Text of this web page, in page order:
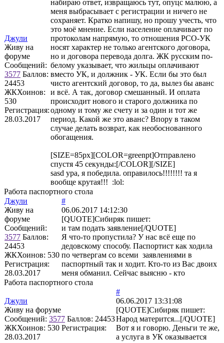
Джули
Живу на
форуме
Сообщений:
3577 Баллов:
24453
ЖКХоинов:
530
Регистрация:
28.03.2017
набираю ответ, извращаюсь тут, опуцс малюю, а
меня выбрасывает с регистрации и ничего не
сохраняет. Кратко напишу, но прошу учесть, что
это моё мнение. Если население оплачивает по
протоколам напрямую, то отношения РСО-УК
носят характер не только агентского договора,
но и договора перевода долга. ЖК русским по-
белому указывает, что жильцы оплачивают
вместо УК, и должник - УК. Если бы это был
чисто агентский договор, то да, вылез бы аванс
и всё. А так, договор смешанный. И оплата
происходит нового и старого должника по
одному и тому же счету и за один и тот же
период. Какой же это аванс? Впору в таком
случае делать возврат, как необоснованного
обогащения.
[SIZE=85px][COLOR=greenpt]Отправлено
спустя 45 секунды:[/COLOR][/SIZE]
sasd ура, я победила. оправилось!!!!!!!! та я
вообще крутая!!! :lol:
Работа паспортного стола
Джули
Живу на
форуме
Сообщений:
3577 Баллов:
24453
ЖКХоинов: 530
Регистрация:
28.03.2017
#
06.06.2017 14:12:30
[QUOTE]Сибиряк пишет:
и там подать заявление[/QUOTE]
Я что-то пропустила? У нас всё еще по
дедовскому способу. Паспортист как ходила
по четвергам со всеми заявлениями в
паспортный так и ходит. Кто-то из Вас двоих
меня обманил. Сейчас выясню - кто
Работа паспортного стола
Джули
Живу на форуме
Сообщений: 3577 Баллов: 24453
ЖКХоинов: 530 Регистрация:
28.03.2017
#
06.06.2017 13:31:08
[QUOTE]Сибиряк пишет:
Народ матерится...[/QUOTE]
Вот я и говорю. Деньги те же,
а услуга в УК оказывается